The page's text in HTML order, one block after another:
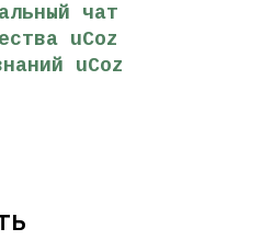
чат
uCoz
uCoz